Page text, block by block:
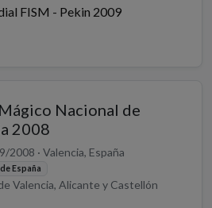
FISM - Pekin 2009
Nacional de
2008
· Valencia, España
España
Valencia, Alicante y Castellón